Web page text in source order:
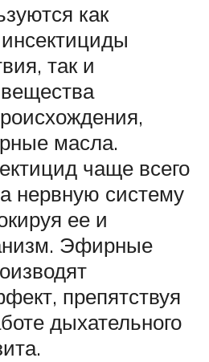
как
так и
масла.
чаще всего
нервную систему
ее и
Эфирные
препятствуя
дыхательного